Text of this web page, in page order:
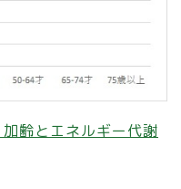
齢とエネルギー代謝